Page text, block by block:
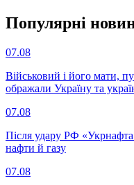
Популярнi
07.08
Військовий і його мати,
ображали Україну та
07.08
Після удару РФ
нафти й газу
07.08